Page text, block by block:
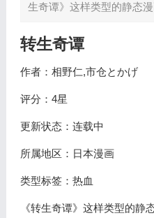
生奇谭》这样类型的静态
转生奇谭
作者：相野仁,市仓とかげ
评分：4星
更新状态：连载中
所属地区：日本漫画
类型标签：热血
《转生奇谭》这样类型的静